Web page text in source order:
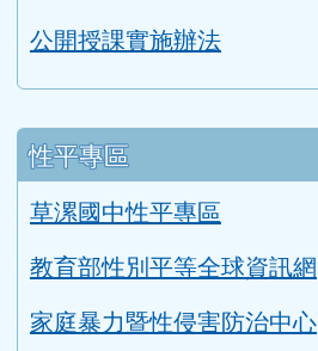
公開授課實施辦法
性平專區
草漯國中性平專區
教育部性別平等全球資訊網
家庭暴力暨性侵害防治中心